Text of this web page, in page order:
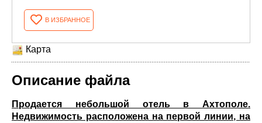
В ИЗБРАННОЕ
Карта
Описание файла
Продается небольшой отель в Ахтополе.
Недвижимость расположена на первой линии, на